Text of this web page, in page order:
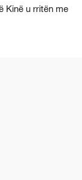
Kinë u rritën me